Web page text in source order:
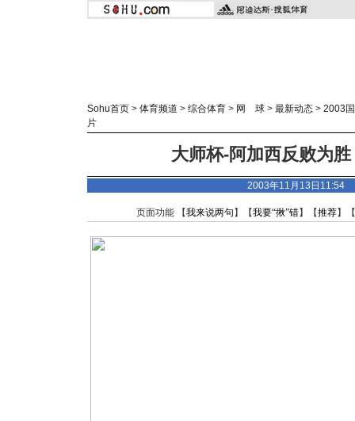
Sohu首页 > 体育频道 > 综合体育 > 网 球 > 最新动态 > 2003
片
大师杯-阿加西反败为
2003年11月13日11:54
页面功能 【我来说两句 】【我要“揪”错】【推荐】